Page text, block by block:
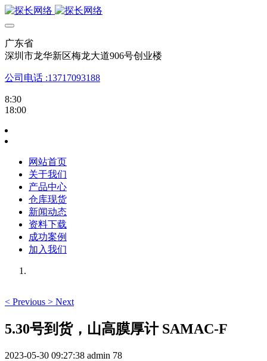
广东省
深圳市龙华新区梅龙大道906号创业楼
公司电话 :13717093188
8:30
18:00
网站首页
关于我们
产品中心
仓库现货
新闻动态
资料下载
成功案例
加入我们
< Previous > Next
5.30号到货，山高膜厚计 SAMAC-F
2023-05-30 09:27:38 admin 78